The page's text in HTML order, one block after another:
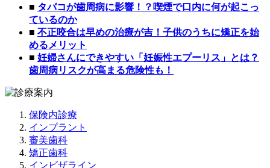
■ タバコが歯周病に影響！？喫煙で口内に何が起こっ
ているのか
■ 不正咬合は早めの治療が吉！子供のうちに矯正を始
めるメリット
■ 妊婦さんにできやすい「妊娠性エプーリス」とは？
歯周病リスクが高まる危険性も！
保険内診療
インプラント
審美歯科
矯正歯科
インビザライン